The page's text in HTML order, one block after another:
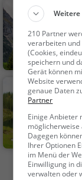
Mehr
210 Partner
verarbeiten
(Cookies,
speichern und
Gerät können
Website
genaue Daten
Partner
Einige Anbieter
Dagegen
Ihrer Optionen
im Menü der
Einwilligung in
verwalten oder